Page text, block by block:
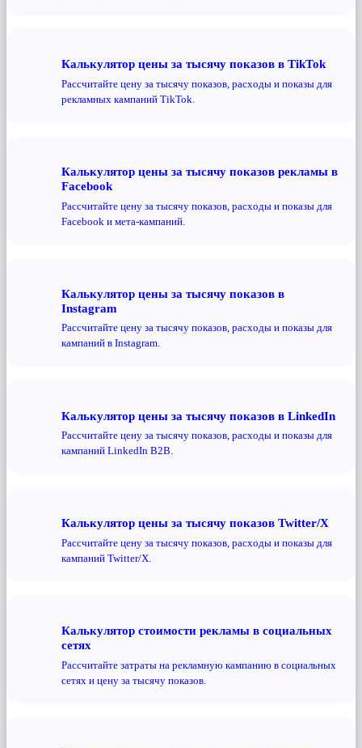
Калькулятор цены за тысячу показов в TikTok
Рассчитайте цену за тысячу показов, расходы и показы для
рекламных кампаний TikTok.
Калькулятор цены за тысячу показов рекламы в
Facebook
Рассчитайте цену за тысячу показов, расходы и показы для
Facebook и мета-кампаний.
Калькулятор цены за тысячу показов в
Instagram
Рассчитайте цену за тысячу показов, расходы и показы для
кампаний в Instagram.
Калькулятор цены за тысячу показов в LinkedIn
Рассчитайте цену за тысячу показов, расходы и показы для
кампаний LinkedIn B2B.
Калькулятор цены за тысячу показов Twitter/X
Рассчитайте цену за тысячу показов, расходы и показы для
кампаний Twitter/X.
Калькулятор стоимости рекламы в социальных
сетях
Рассчитайте затраты на рекламную кампанию в социальных
сетях и цену за тысячу показов.